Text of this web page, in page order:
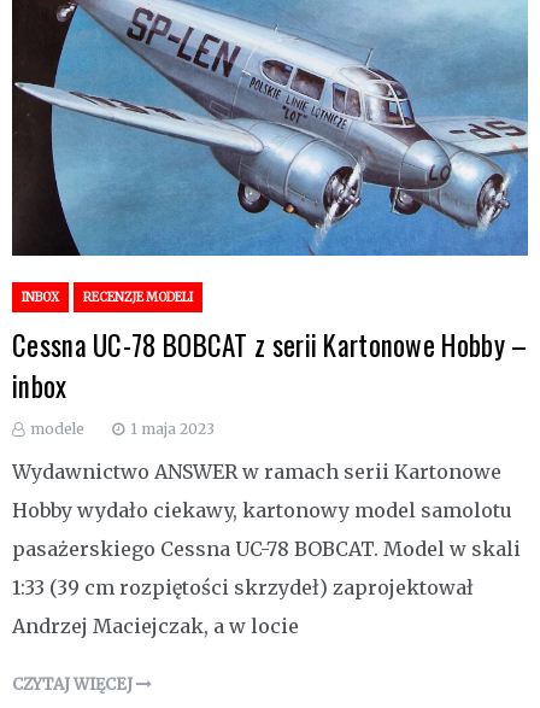
INBOX RECENZJE MODELI
Cessna UC-78 BOBCAT z serii Kartonowe Hobby –
inbox
modele 1 maja 2023
Wydawnictwo ANSWER w ramach serii Kartonowe
Hobby wydało ciekawy, kartonowy model samolotu
pasażerskiego Cessna UC-78 BOBCAT. Model w skali
1:33 (39 cm rozpiętości skrzydeł) zaprojektował
Andrzej Maciejczak, a w locie
CZYTAJ WIĘCEJ